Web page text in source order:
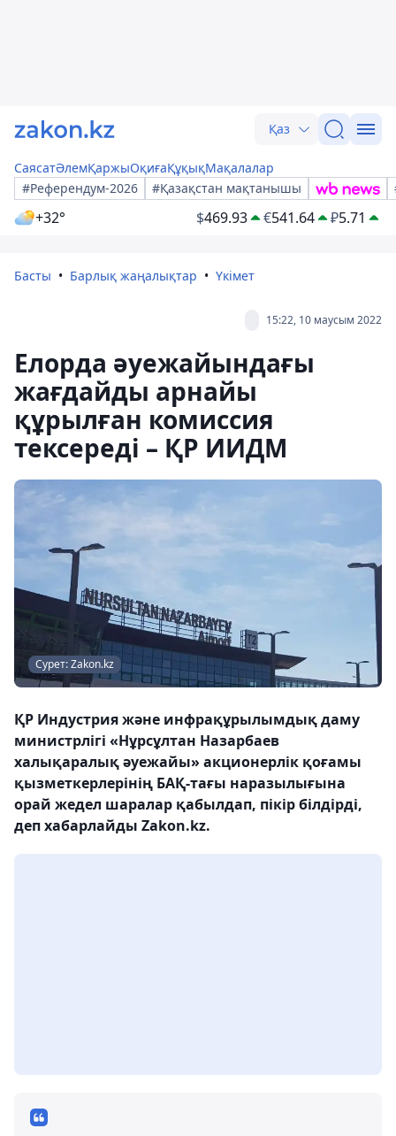
Қаз
СаясатӘлемҚаржыОқиғаҚұқықМақалалар
#Референдум-2026
#Қазақстан мақтанышы
+32° $469.93 €541.64 ₽5.71
Басты Барлық жаңалықтар Үкімет
15:22, 10 маусым 2022
Елорда әуежайындағы
жағдайды арнайы
құрылған комиссия
тексереді – ҚР ИИДМ
Сурет: Zakon.kz
ҚР Индустрия және инфрақұрылымдық даму
министрлігі «Нұрсұлтан Назарбаев
халықаралық әуежайы» акционерлік қоғамы
қызметкерлерінің БАҚ-тағы наразылығына
орай жедел шаралар қабылдап, пікір білдірді,
деп хабарлайды Zakon.kz.